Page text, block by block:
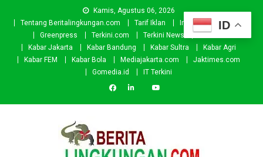
Kamis, Agustus 06, 2026
Tentang Beritalingkungan.com
Tarif Iklan Investor
Donasi
Greenpress
Terkini.com Terkini News
Kabar.id
Kabar Jakarta
Kabar Bandung Kabar Sultra
Kabar Agri
Kabar FEM
Kabar Bola Mediajakarta.com
Jaktimes.com
Gomedia.id
IT Terkini
ID